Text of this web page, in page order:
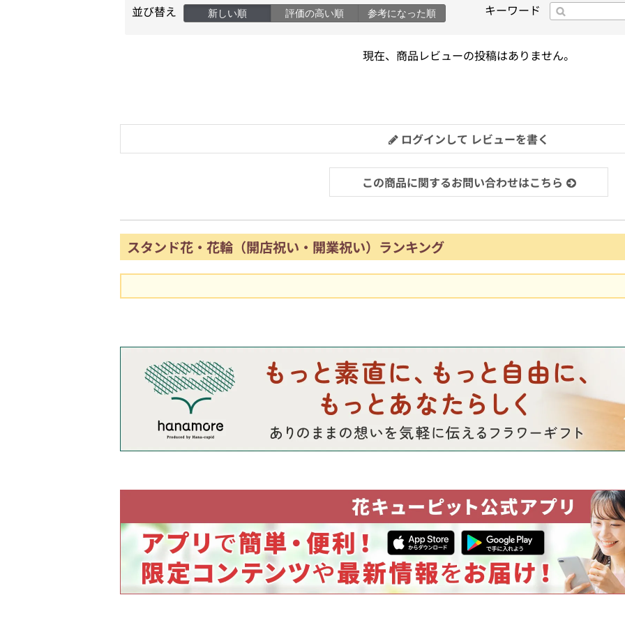
並び替え 新しい順 評価の高い順 参考になった順 キーワード
現在、商品レビューの投稿はありません。
ログインして レビューを書く
この商品に関するお問い合わせはこちら
スタンド花・花輪（開店祝い・開業祝い）ランキング